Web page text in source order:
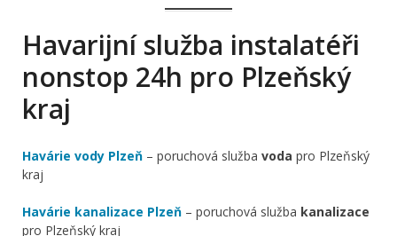
Havarijní služba instalatéři
nonstop 24h pro Plzeňský
kraj
Havárie vody Plzeň – poruchová služba voda pro Plzeňský
kraj
Havárie kanalizace Plzeň – poruchová služba kanalizace
pro Plzeňský kraj